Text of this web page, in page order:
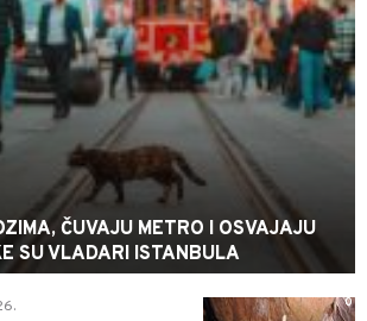
ČUVAJU METRO I OSVAJAJU
SU VLADARI ISTANBULA
0